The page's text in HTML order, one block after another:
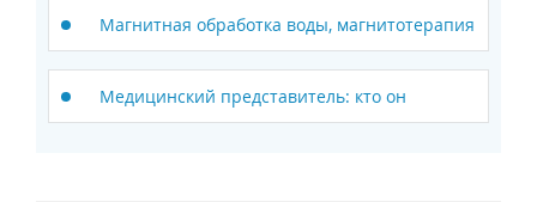
Магнитная обработка воды, магнитотерапия
Медицинский представитель: кто он